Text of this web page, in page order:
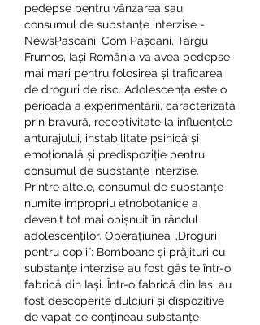
pedepse pentru vânzarea sau
consumul de substanțe interzise -
NewsPascani. Com Pașcani, Târgu
Frumos, Iași România va avea pedepse
mai mari pentru folosirea și traficarea
de droguri de risc. Adolescența este o
perioadă a experimentării, caracterizată
prin bravură, receptivitate la influențele
anturajului, instabilitate psihică și
emoțională și predispoziție pentru
consumul de substanțe interzise.
Printre altele, consumul de substanțe
numite impropriu etnobotanice a
devenit tot mai obișnuit în rândul
adolescenților. Operațiunea „Droguri
pentru copii”: Bomboane și prăjituri cu
substanțe interzise au fost găsite într-o
fabrică din Iași. Într-o fabrică din Iași au
fost descoperite dulciuri și dispozitive
de vapat ce conțineau substanțe